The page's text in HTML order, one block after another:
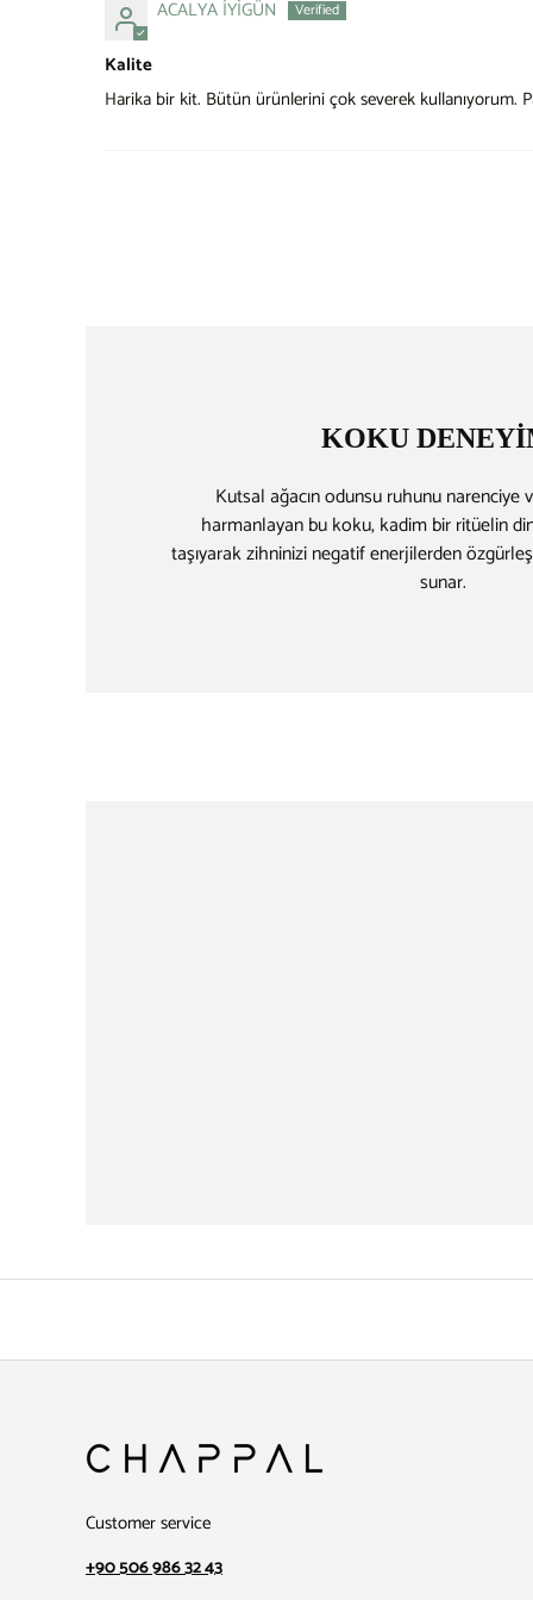
ACALYA İYİGÜN
Kalite
Harika bir kit. Bütün ürünlerini çok severek kullanıyorum.
KOKU
Kutsal ağacın odunsu ruhunu narenciye
harmanlayan bu koku, kadim bir ritüelin
taşıyarak zihninizi negatif enerjilerden
sunar.
Customer service
+90 506 986 32 43